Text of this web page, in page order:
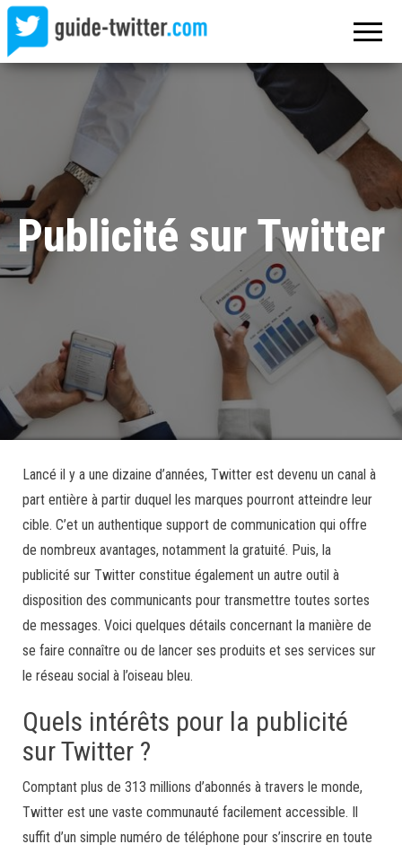
Publicité sur Twitter
Lancé il y a une dizaine d’années, Twitter est devenu un canal à
part entière à partir duquel les marques pourront atteindre leur
cible. C’et un authentique support de communication qui offre
de nombreux avantages, notamment la gratuité. Puis, la
publicité sur Twitter constitue également un autre outil à
disposition des communicants pour transmettre toutes sortes
de messages. Voici quelques détails concernant la manière de
se faire connaître ou de lancer ses produits et ses services sur
le réseau social à l’oiseau bleu.
Quels intérêts pour la publicité
sur Twitter ?
Comptant plus de 313 millions d’abonnés à travers le monde,
Twitter est une vaste communauté facilement accessible. Il
suffit d’un simple numéro de téléphone pour s’inscrire en toute